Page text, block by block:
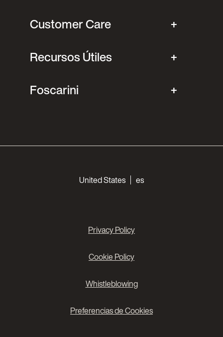
Customer Care
Recursos Útiles
Foscarini
United States es
Privacy Policy
Cookie Policy
Whistleblowing
Preferencias de Cookies